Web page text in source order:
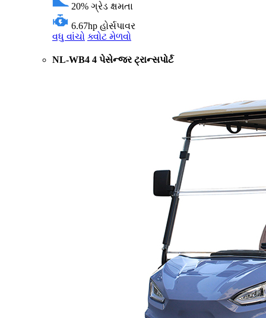
20% ગ્રેડ ક્ષમતા
6.67hp હોર્સપાવર
વધુ વાંચો ક્વોટ મેળવો
NL-WB4 4 પેસેન્જર ટ્રાન્સપોર્ટ